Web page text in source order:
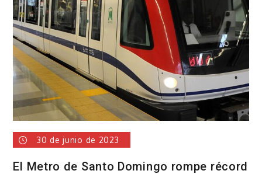
de
desechos
en
playa
Güibia
30 de junio de 2023
El Metro de Santo Domingo rompe récord